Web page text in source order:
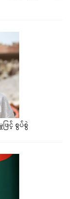
ြင့် စွပ်စွဲ